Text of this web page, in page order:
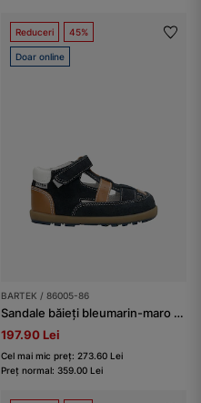
Reduceri 45%
Doar online
BARTEK / 86005-86
Sandale băieți bleumarin-maro din piele naturală BARTEK 86005-86
197.90 Lei
Cel mai mic preț: 273.60 Lei
Preț normal: 359.00 Lei